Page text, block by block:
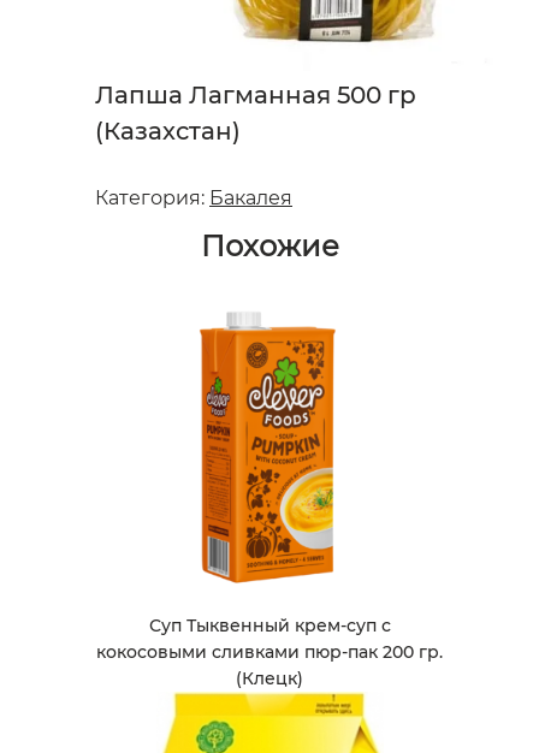
Лапша Лагманная 500 гр
(Казахстан)
Категория: Бакалея
Похожие
Суп Тыквенный крем-суп с
кокосовыми сливками пюр-пак 200 гр.
(Клецк)